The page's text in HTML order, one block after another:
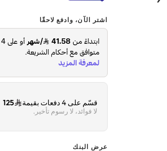
اشتر الآن، وادفع لاحقًا
قسّم على 4 دفعات بقيمة 125
لا فوائد، لا رسوم تأخير.
عرض البنك